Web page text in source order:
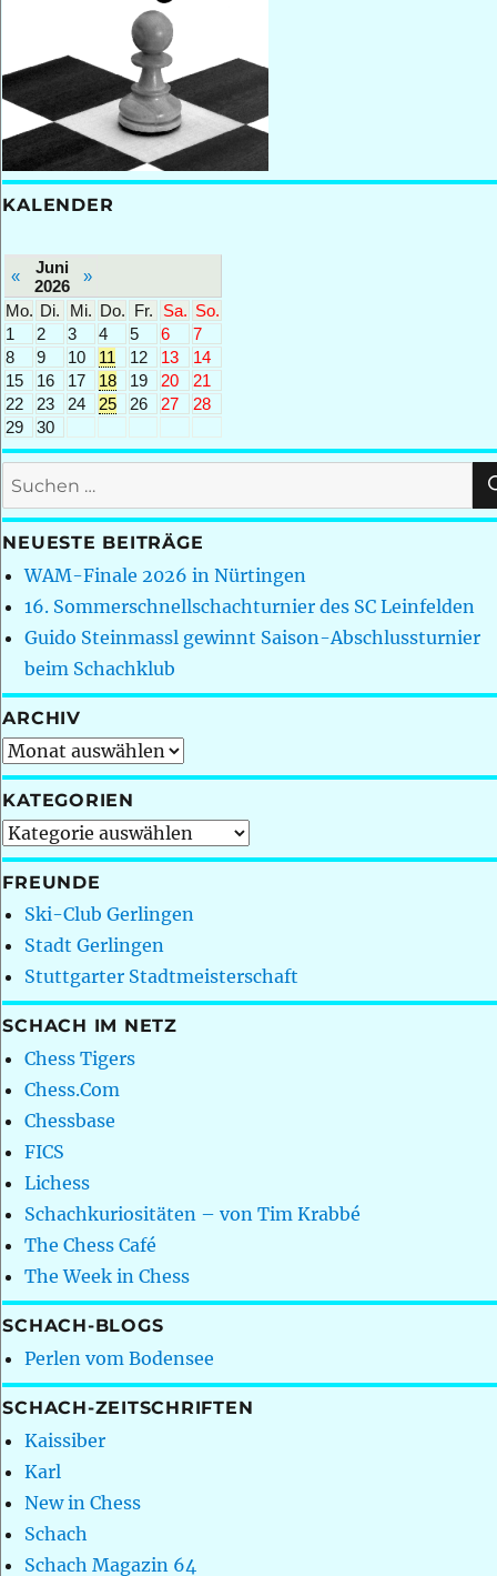
KALENDER
«
Juni
2026
»
Mo. Di. Mi. Do. Fr. Sa. So.
1
2 3 4 5 6
7
8
9 10 11 12 13
14
15
16 17 18 19 20
21
22
23 24 25 26 27
28
29
30
Suchen
nach:
NEUESTE BEITRÄGE
WAM-Finale 2026 in Nürtingen
16. Sommerschnellschachturnier des SC Leinfelden
Guido Steinmassl gewinnt Saison-Abschlussturnier
beim Schachklub
ARCHIV
Archiv
KATEGORIEN
Kategorien
FREUNDE
Ski-Club Gerlingen
Stadt Gerlingen
Stuttgarter Stadtmeisterschaft
SCHACH IM NETZ
Chess Tigers
Chess.Com
Chessbase
FICS
Lichess
Schachkuriositäten – von Tim Krabbé
The Chess Café
The Week in Chess
SCHACH-BLOGS
Perlen vom Bodensee
SCHACH-ZEITSCHRIFTEN
Kaissiber
Karl
New in Chess
Schach
Schach Magazin 64